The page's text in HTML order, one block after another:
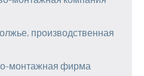
производственная
монтажная фирма